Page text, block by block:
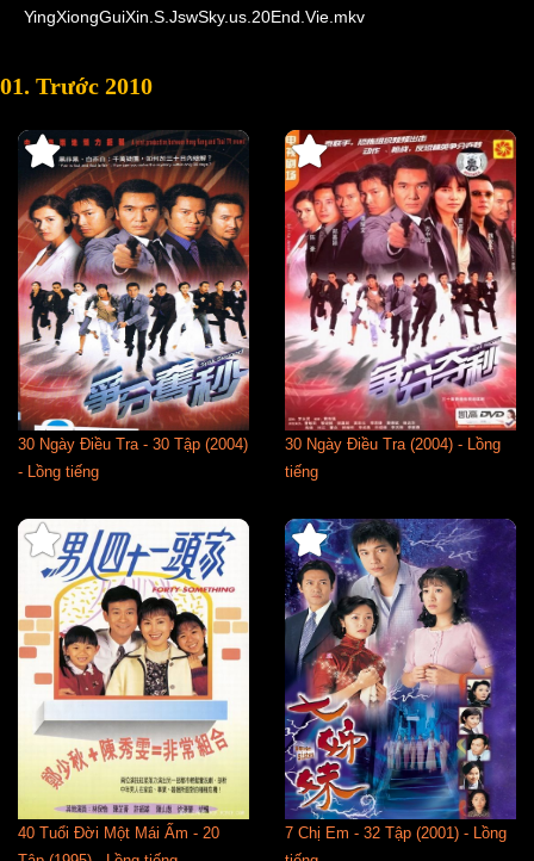
YingXiongGuiXin.S.JswSky.us.20End.Vie.mkv
01. Trước 2010
30 Ngày Điều Tra - 30 Tập (2004)
- Lồng tiếng
30 Ngày Điều Tra (2004) - Lồng
tiếng
40 Tuổi Đời Một Mái Ấm - 20
7 Chị Em - 32 Tập (2001) - Lồng